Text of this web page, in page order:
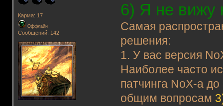
Карма: 17
Оффлайн
Сообщений: 142
6) Я не вижу
Самая
решения:
1. У вас версия
Наиболее часто
патчинга NoX-а
общим вопросам